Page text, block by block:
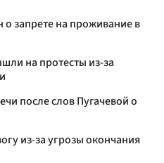
о запрете на проживание в
на протесты из-за
после слов Пугачевой о
из-за угрозы окончания